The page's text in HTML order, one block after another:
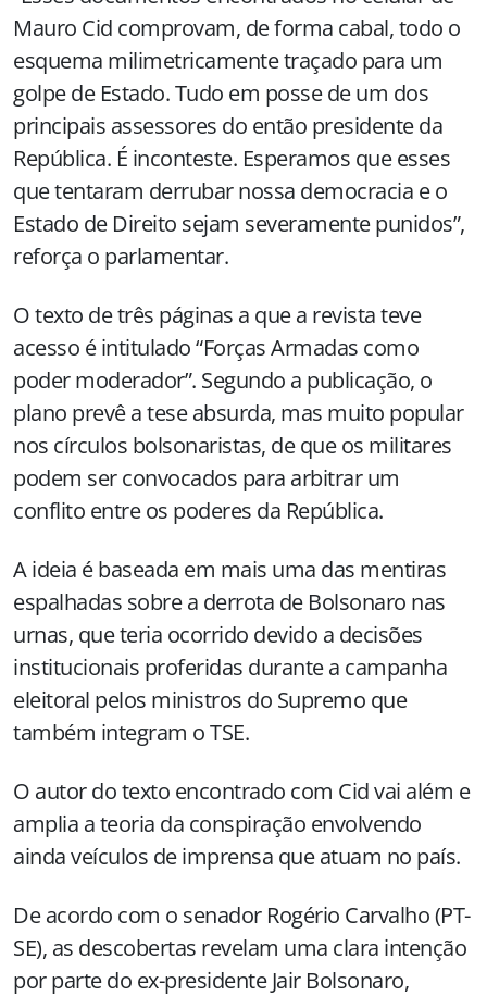
Mauro Cid comprovam, de forma cabal, todo o
esquema milimetricamente traçado para um
golpe de Estado. Tudo em posse de um dos
principais assessores do então presidente da
República. É inconteste. Esperamos que esses
que tentaram derrubar nossa democracia e o
Estado de Direito sejam severamente punidos”,
reforça o parlamentar.
O texto de três páginas a que a revista teve
acesso é intitulado “Forças Armadas como
poder moderador”. Segundo a publicação, o
plano prevê a tese absurda, mas muito popular
nos círculos bolsonaristas, de que os militares
podem ser convocados para arbitrar um
conflito entre os poderes da República.
A ideia é baseada em mais uma das mentiras
espalhadas sobre a derrota de Bolsonaro nas
urnas, que teria ocorrido devido a decisões
institucionais proferidas durante a campanha
eleitoral pelos ministros do Supremo que
também integram o TSE.
O autor do texto encontrado com Cid vai além e
amplia a teoria da conspiração envolvendo
ainda veículos de imprensa que atuam no país.
De acordo com o senador Rogério Carvalho (PT-
SE), as descobertas revelam uma clara intenção
por parte do ex-presidente Jair Bolsonaro,